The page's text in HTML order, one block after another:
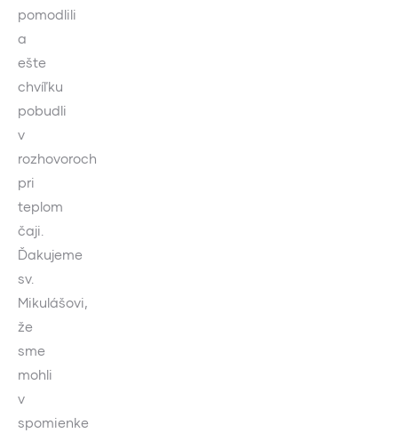
pomodlili
a
ešte
chvíľku
pobudli
v
rozhovoroch
pri
teplom
čaji.
Ďakujeme
sv.
Mikulášovi,
že
sme
mohli
v
spomienke